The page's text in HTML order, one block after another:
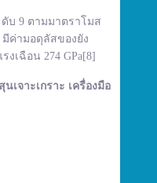
ดับ 9 ตามมาตราโมส
มีค่ามอดุลัสของยัง
งเฉือน 274 GPa[8]
จาะเกราะ เครื่องมือ